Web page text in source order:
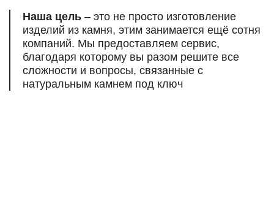
Наша цель – это не просто изготовление
изделий из камня, этим занимается ещё сотня
компаний. Мы предоставляем сервис,
благодаря которому вы разом решите все
сложности и вопросы, связанные с
натуральным камнем под ключ